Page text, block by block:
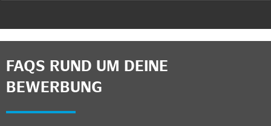
FAQS RUND UM DEINE
BEWERBUNG